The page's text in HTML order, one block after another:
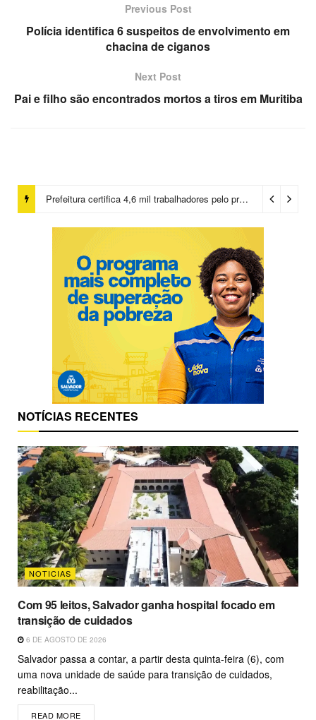
Previous Post
Polícia identifica 6 suspeitos de envolvimento em
chacina de ciganos
Next Post
Pai e filho são encontrados mortos a tiros em Muritiba
Prefeitura certifica 4,6 mil trabalhadores pelo programa Treinar para Empregar e realiza Feirão de Empregabilidade
NOTÍCIAS RECENTES
NOTICIAS
Com 95 leitos, Salvador ganha hospital focado em
transição de cuidados
6 DE AGOSTO DE 2026
Salvador passa a contar, a partir desta quinta-feira (6), com
uma nova unidade de saúde para transição de cuidados,
reabilitação...
READ MORE